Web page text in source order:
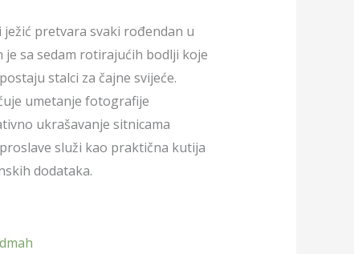
pretvara svaki rođendan u
sa sedam rotirajućih bodlji koje
stalci za čajne svijeće.
umetanje fotografije
ukrašavanje sitnicama
služi kao praktična kutija
dodataka.